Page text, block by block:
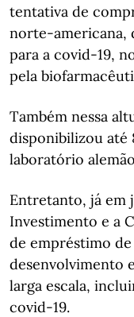
tentativa de
norte-americana,
para a covid-19,
pela
Também nessa
disponibilizou até
laboratório
Entretanto, já em
Investimento e a
de empréstimo
desenvolvimento
larga escala,
covid-19.